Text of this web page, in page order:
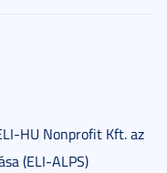
HU Nonprofit Kft. az
(ELI-ALPS)